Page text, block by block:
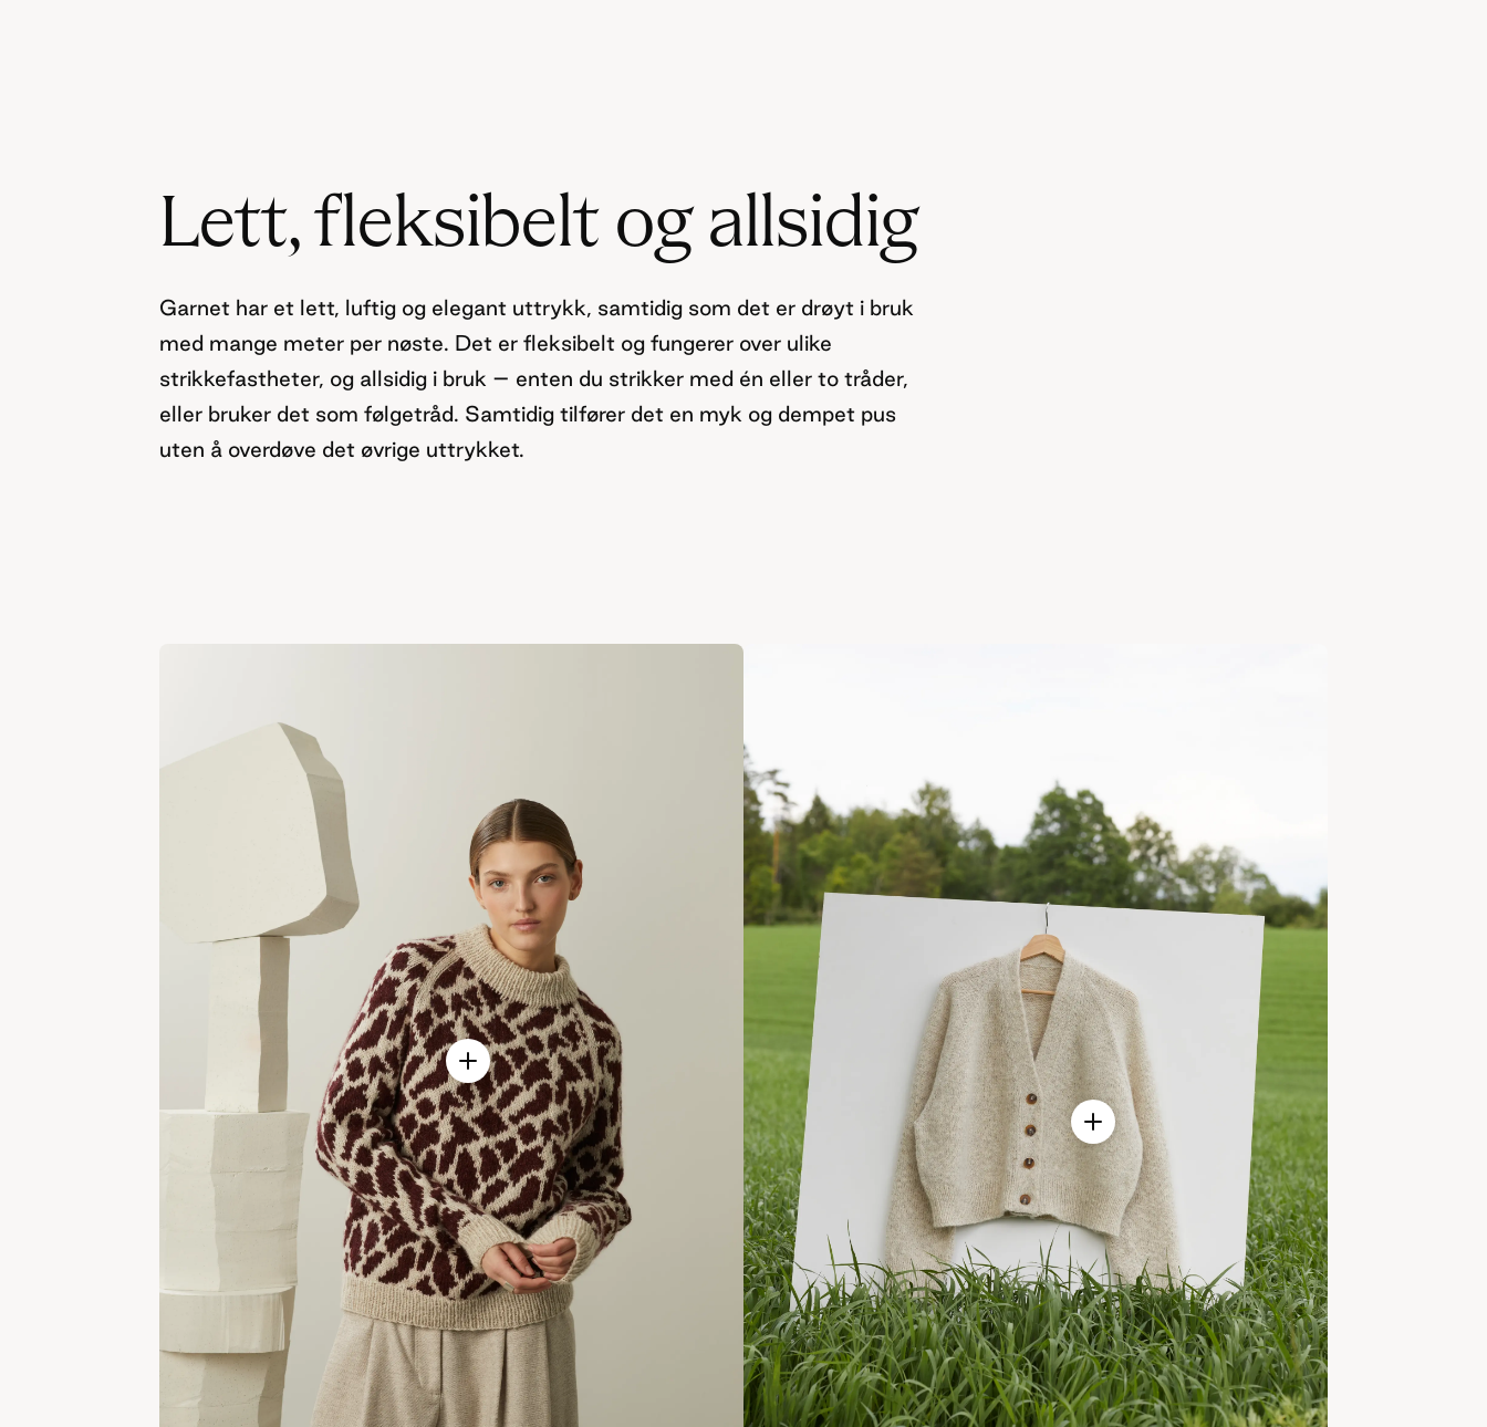
Lett, fleksibelt og allsidig
Garnet har et lett, luftig og elegant uttrykk, samtidig som det er drøyt i bruk
med mange meter per nøste. Det er fleksibelt og fungerer over ulike
strikkefastheter, og allsidig i bruk – enten du strikker med én eller to tråder,
eller bruker det som følgetråd. Samtidig tilfører det en myk og dempet pus
uten å overdøve det øvrige uttrykket.